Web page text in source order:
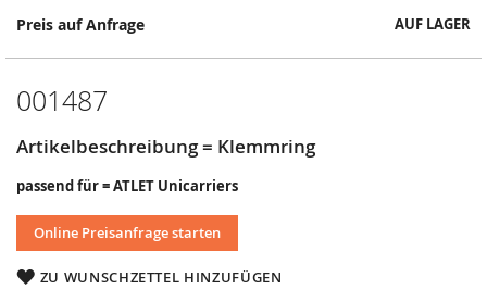
Preis auf Anfrage AUF LAGER
001487
Artikelbeschreibung = Klemmring
passend für = ATLET Unicarriers
Online Preisanfrage starten
ZU WUNSCHZETTEL HINZUFÜGEN
Springe
Anfang
Bildergalerie